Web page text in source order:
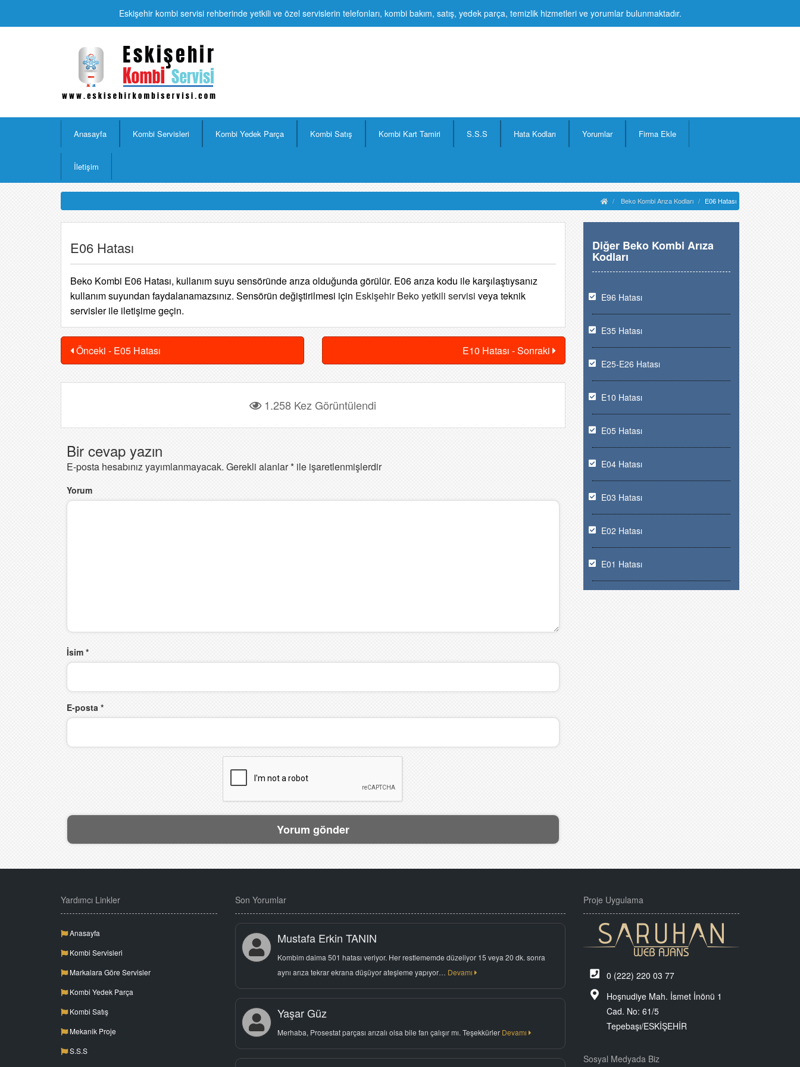
Eskişehir kombi servisi rehberinde yetkili ve özel servislerin telefonları, kombi bakım, satış, yedek parça, temizlik hizmetleri ve yorumlar bulunmaktadır.
Anasayfa Kombi Servisleri Kombi Yedek Parça Kombi Satış Kombi Kart Tamiri S.S.S Hata Kodları Yorumlar Firma Ekle
İletişim
Beko Kombi Arıza Kodları E06 Hatası
E06 Hatası
Beko Kombi E06 Hatası, kullanım suyu sensöründe arıza olduğunda görülür. E06 arıza kodu ile karşılaştıysanız
kullanım suyundan faydalanamazsınız. Sensörün değiştirilmesi için Eskişehir Beko yetkili servisi veya teknik
servisler ile iletişime geçin.
Önceki - E05 Hatası E10 Hatası - Sonraki
1.258 Kez Görüntülendi
Bir cevap yazın
E-posta hesabınız yayımlanmayacak. Gerekli alanlar* ile işaretlenmişlerdir
Yorum
İsim *
E-posta *
Diğer Beko Kombi Arıza
Kodları
E96 Hatası
E35 Hatası
E25-E26 Hatası
E10 Hatası
E05 Hatası
E04 Hatası
E03 Hatası
E02 Hatası
E01 Hatası
Yardımcı Linkler
Anasayfa
Kombi Servisleri
Markalara Göre Servisler
Kombi Yedek Parça
Kombi Satış
Mekanik Proje
S.S.S
Son Yorumlar
Mustafa Erkin TANIN
Kombim daima 501 hatası veriyor. Her restlememde düzeliyor 15 veya 20 dk. sonra
aynı arıza tekrar ekrana düşüyor ateşleme yapıyor… Devamı
Yaşar Güz
Merhaba, Prosestat parçası arızalı olsa bile fan çalışır mı. Teşekkürler Devamı
Proje Uygulama
0 (222) 220 03 77
Hoşnudiye Mah. İsmet İnönü 1
Cad. No: 61/5
Tepebaşı/ESKİŞEHİR
Sosyal Medyada Biz